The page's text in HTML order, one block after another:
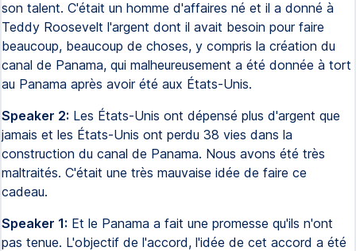
son talent. C'était un homme d'affaires né et il a donné à
Teddy Roosevelt l'argent dont il avait besoin pour faire
beaucoup, beaucoup de choses, y compris la création du
canal de Panama, qui malheureusement a été donnée à tort
au Panama après avoir été aux États-Unis.
Speaker 2: Les États-Unis ont dépensé plus d'argent que
jamais et les États-Unis ont perdu 38 vies dans la
construction du canal de Panama. Nous avons été très
maltraités. C'était une très mauvaise idée de faire ce
cadeau.
Speaker 1: Et le Panama a fait une promesse qu'ils n'ont
pas tenue. L'objectif de l'accord, l'idée de cet accord a été